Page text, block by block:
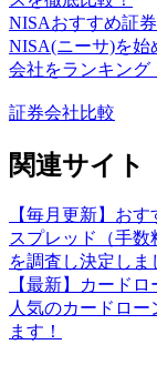
NISAおすすめ証
NISA(ニーサ)を始
会社をランキング
証券会社比較
関連サイト
【毎月更新】お
スプレッド（手数
を調査し決定しま
【最新】カード
人気のカードロ
ます！